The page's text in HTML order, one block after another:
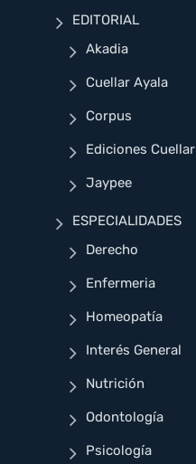
EDITORIAL
Akadia
Cuellar Ayala
Corpus
Ediciones Cuellar
Jaypee
ESPECIALIDADES
Derecho
Enfermeria
Homeopatía
Interés General
Nutrición
Odontología
Psicología